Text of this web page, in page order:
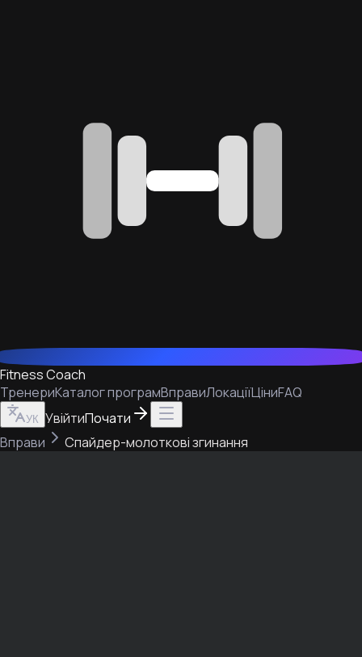
Fitness Coach
ТренериКаталог програмВправиЛокаціїЦіниFAQ
УК УвійтиПочати
Вправи
Спайдер-молоткові згинання